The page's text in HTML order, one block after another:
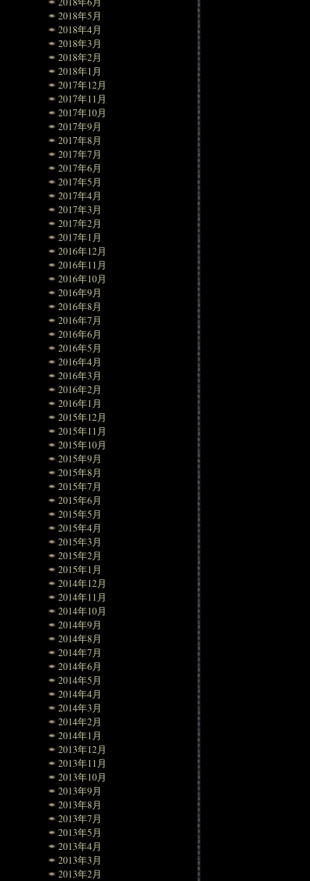
2018年5月
2018年4月
2018年3月
2018年2月
2018年1月
2017年12月
2017年11月
2017年10月
2017年9月
2017年8月
2017年7月
2017年6月
2017年5月
2017年4月
2017年3月
2017年2月
2017年1月
2016年12月
2016年11月
2016年10月
2016年9月
2016年8月
2016年7月
2016年6月
2016年5月
2016年4月
2016年3月
2016年2月
2016年1月
2015年12月
2015年11月
2015年10月
2015年9月
2015年8月
2015年7月
2015年6月
2015年5月
2015年4月
2015年3月
2015年2月
2015年1月
2014年12月
2014年11月
2014年10月
2014年9月
2014年8月
2014年7月
2014年6月
2014年5月
2014年4月
2014年3月
2014年2月
2014年1月
2013年12月
2013年11月
2013年10月
2013年9月
2013年8月
2013年7月
2013年5月
2013年4月
2013年3月
2013年2月